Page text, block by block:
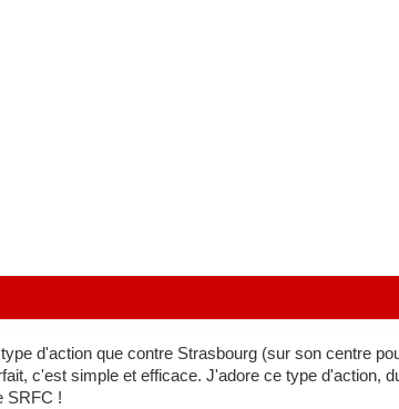
d'action que contre Strasbourg (sur son centre
c'est simple et efficace. J'adore ce type d'action,
SRFC !